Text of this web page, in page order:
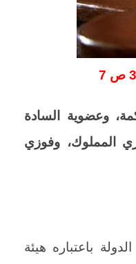
وعضوية السادة
المملوك، وفوزي
باعتباره هيئة